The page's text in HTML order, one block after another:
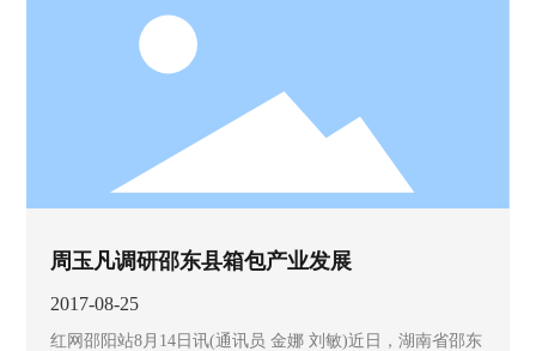
与企业重新赋能?
周玉凡调研邵东县箱包产业发展
2017-08-25
红网邵阳站8月14日讯(通讯员 金娜 刘敏)近日，湖南省邵东